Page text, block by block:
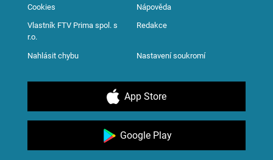
Cookies Nápověda
Vlastník FTV Prima spol. s
r.o.
Redakce
Nahlásit chybu Nastavení soukromí
App Store
Google Play